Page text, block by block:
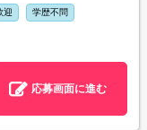
迎 学歴不問
応募画面に進む